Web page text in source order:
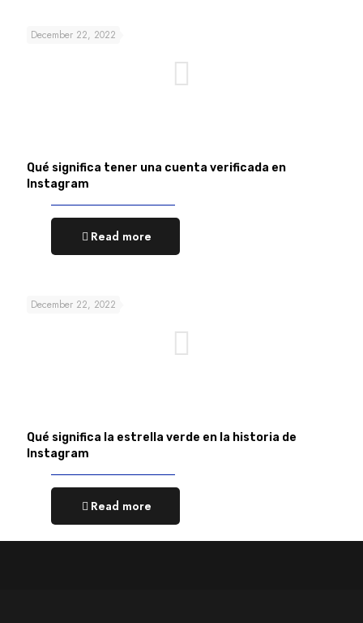
December 22, 2022
Qué significa tener una cuenta verificada en
Instagram
Read more
December 22, 2022
Qué significa la estrella verde en la historia de
Instagram
Read more